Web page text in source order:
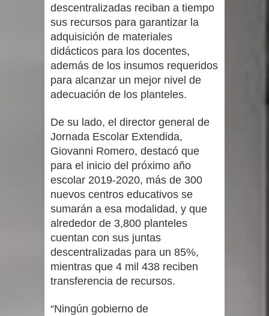
descentralizadas reciban a tiempo
sus recursos para garantizar la
adquisición de materiales
didácticos para los docentes,
además de los insumos requeridos
para alcanzar un mejor nivel de
adecuación de los planteles.
De su lado, el director general de
Jornada Escolar Extendida,
Giovanni Romero, destacó que
para el inicio del próximo año
escolar 2019-2020, más de 300
nuevos centros educativos se
sumarán a esa modalidad, y que
alrededor de 3,800 planteles
cuentan con sus juntas
descentralizadas para un 85%,
mientras que 4 mil 438 reciben
transferencia de recursos.
“Ningún gobierno de